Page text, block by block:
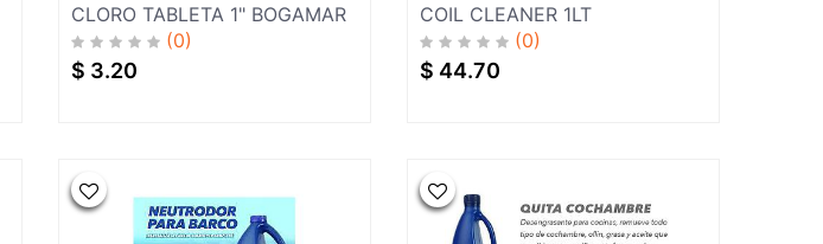
CLORO TABLETA 1" BOGAMAR
(0)
$ 3.20
COIL CLEANER 1LT
(0)
$ 44.70